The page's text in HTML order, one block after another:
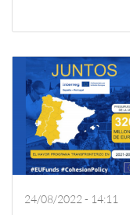
24/08/2022 - 14:11